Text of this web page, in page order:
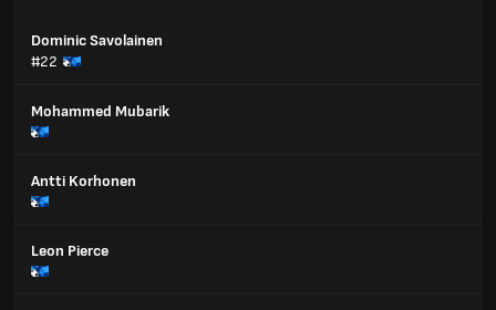
Dominic Savolainen
#22
Mohammed Mubarik
Antti Korhonen
Leon Pierce